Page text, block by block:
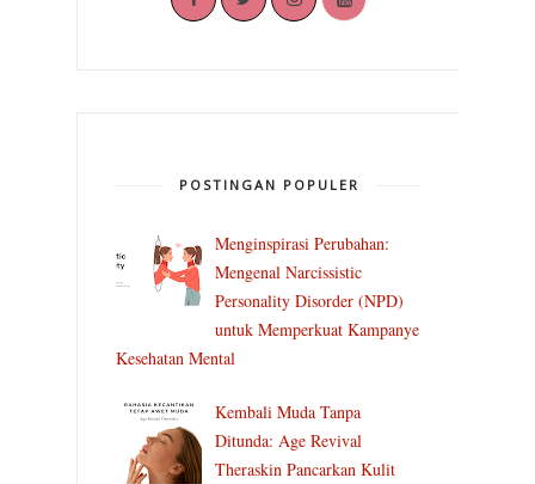
POSTINGAN POPULER
Menginspirasi Perubahan:
Mengenal Narcissistic
Personality Disorder (NPD)
untuk Memperkuat Kampanye
Kesehatan Mental
Kembali Muda Tanpa
Ditunda: Age Revival
Theraskin Pancarkan Kulit